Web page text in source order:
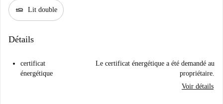
airline_seat_flat Lit double
Détails
certificat
énergétique
Le certificat énergétique a été demandé au
propriétaire.
Voir détails